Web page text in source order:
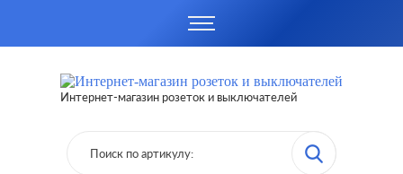
Интернет-магазин розеток и выключателей